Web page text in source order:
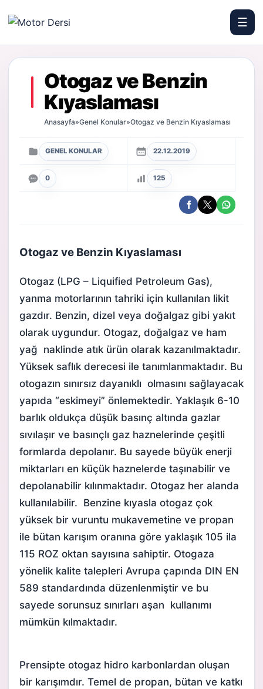
Motor Dersi
☰
Otogaz ve Benzin
Kıyaslaması
Anasayfa»Genel Konular»Otogaz ve Benzin Kıyaslaması
GENEL KONULAR 22.12.2019
0 125
Otogaz ve Benzin Kıyaslaması
Otogaz (LPG – Liquified Petroleum Gas),
yanma motorlarının tahriki için kullanılan likit
gazdır. Benzin, dizel veya doğalgaz gibi yakıt
olarak uygundur. Otogaz, doğalgaz ve ham
yağ naklinde atık ürün olarak kazanılmaktadır.
Yüksek saflık derecesi ile tanımlanmaktadır. Bu
otogazın sınırsız dayanıklı olmasını sağlayacak
yapıda “eskimeyi” önlemektedir. Yaklaşık 6-10
barlık oldukça düşük basınç altında gazlar
sıvılaşır ve basınçlı gaz haznelerinde çeşitli
formlarda depolanır. Bu sayede büyük enerji
miktarları en küçük haznelerde taşınabilir ve
depolanabilir kılınmaktadır. Otogaz her alanda
kullanılabilir. Benzine kıyasla otogaz çok
yüksek bir vuruntu mukavemetine ve propan
ile bütan karışım oranına göre yaklaşık 105 ila
115 ROZ oktan sayısına sahiptir. Otogaza
yönelik kalite talepleri Avrupa çapında DIN EN
589 standardında düzenlenmiştir ve bu
sayede sorunsuz sınırları aşan kullanımı
mümkün kılmaktadır.
Prensipte otogaz hidro karbonlardan oluşan
bir karışımdır. Temel de propan, bütan ve katkı